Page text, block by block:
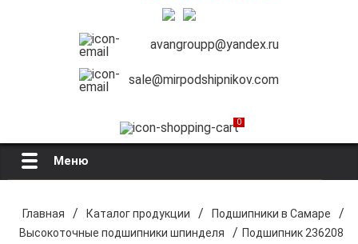
avangroupp@yandex.ru
sale@mirpodshipnikov.com
0
Меню
О компании
Главная / Каталог продукции / Подшипники в Самаре /
Высокоточные подшипники шпинделя / Подшипник 236208